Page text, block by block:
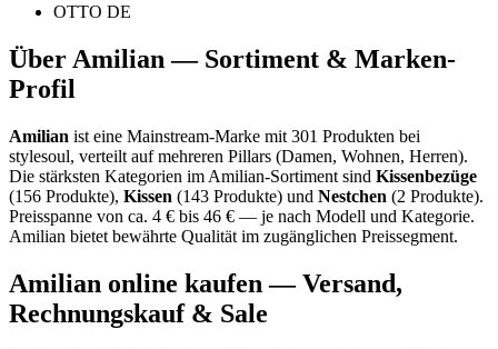
OTTO DE
Über Amilian — Sortiment & Marken-
Profil
Amilian ist eine Mainstream-Marke mit 301 Produkten bei
stylesoul, verteilt auf mehreren Pillars (Damen, Wohnen, Herren).
Die stärksten Kategorien im Amilian-Sortiment sind Kissenbezüge
(156 Produkte), Kissen (143 Produkte) und Nestchen (2 Produkte).
Preisspanne von ca. 4 € bis 46 € — je nach Modell und Kategorie.
Amilian bietet bewährte Qualität im zugänglichen Preissegment.
Amilian online kaufen — Versand,
Rechnungskauf & Sale